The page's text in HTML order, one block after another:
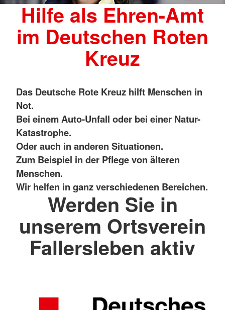
Hilfe als Ehren-Amt
im Deutschen Roten
Kreuz
Das Deutsche Rote Kreuz hilft Menschen in
Not.
Bei einem Auto-Unfall oder bei einer Natur-
Katastrophe.
Oder auch in anderen Situationen.
Zum Beispiel in der Pflege von älteren
Menschen.
Wir helfen in ganz verschiedenen Bereichen.
Werden Sie in
unserem Ortsverein
Fallersleben aktiv